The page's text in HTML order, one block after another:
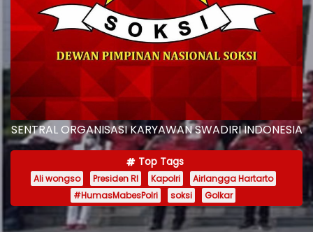
SENTRAL ORGANISASI KARYAWAN SWADIRI INDONESIA
Top Tags
Ali wongso Presiden RI Kapolri
Airlangga Hartarto
#HumasMabesPolri
soksi Golkar